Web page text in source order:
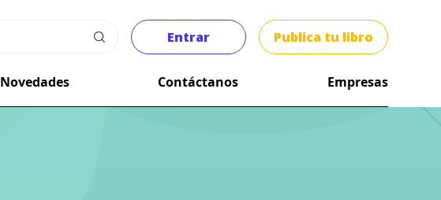
Entrar Publica tu libro
Novedades Contáctanos Empresas